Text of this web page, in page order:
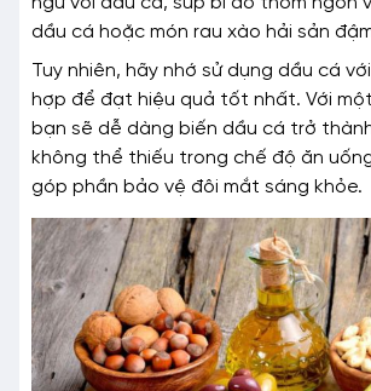
dầu cá hoặc món rau xào hải sản
Tuy nhiên, hãy nhớ sử dụng dầu cá
hợp để đạt hiệu quả tốt nhất. Với
bạn sẽ dễ dàng biến dầu cá trở
không thể thiếu trong chế độ ăn
góp phần bảo vệ đôi mắt sáng khỏe.